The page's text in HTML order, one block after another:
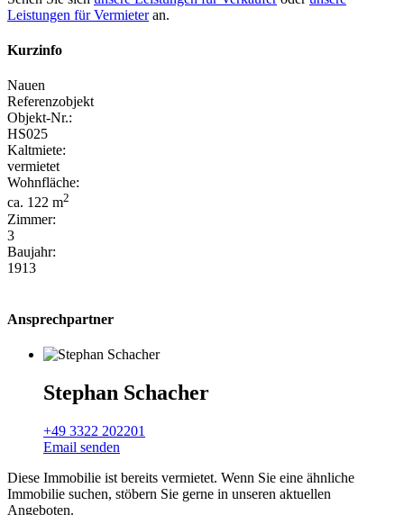
Leistungen für Vermieteran.
Kurzinfo
Nauen
Referenzobjekt
Objekt-Nr.:
HS025
Kaltmiete:
vermietet
Wohnfläche:
ca. 122 m2
Zimmer:
3
Baujahr:
1913
Ansprechpartner
Stephan Schacher
+49 3322 202201
Email senden
Diese Immobilie ist bereits vermietet. Wenn Sie eine ähnliche
Immobilie suchen, stöbern Sie gerne in unseren aktuellen
Angeboten.